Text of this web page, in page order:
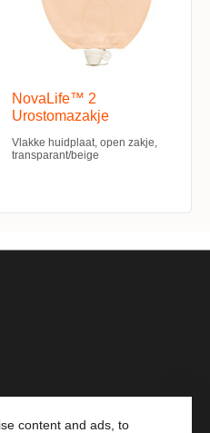
content and ads, to
NovaLife™ 2
Urostomazakje
Vlakke huidplaat, open zakje,
transparant/beige
OP